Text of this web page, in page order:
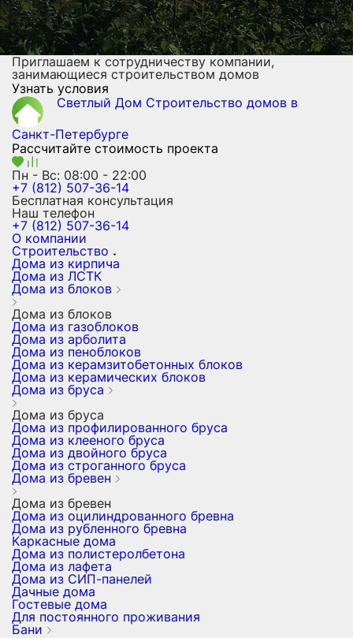
Приглашаем к сотрудничеству компании,
занимающиеся строительством домов
Узнать условия
Светлый Дом Строительство домов в
Санкт-Петербурге
Рассчитайте стоимость проекта
Пн - Вс: 08:00 - 22:00
+7 (812) 507-36-14
Бесплатная консультация
Наш телефон
+7 (812) 507-36-14
О компании
Строительство
Дома из кирпича
Дома из ЛСТК
Дома из блоков
Дома из блоков
Дома из газоблоков
Дома из арболита
Дома из пеноблоков
Дома из керамзитобетонных блоков
Дома из керамических блоков
Дома из бруса
Дома из бруса
Дома из профилированного бруса
Дома из клееного бруса
Дома из двойного бруса
Дома из строганного бруса
Дома из бревен
Дома из бревен
Дома из оцилиндрованного бревна
Дома из рубленного бревна
Каркасные дома
Дома из полистеролбетона
Дома из лафета
Дома из СИП-панелей
Дачные дома
Гостевые дома
Для постоянного проживания
Бани